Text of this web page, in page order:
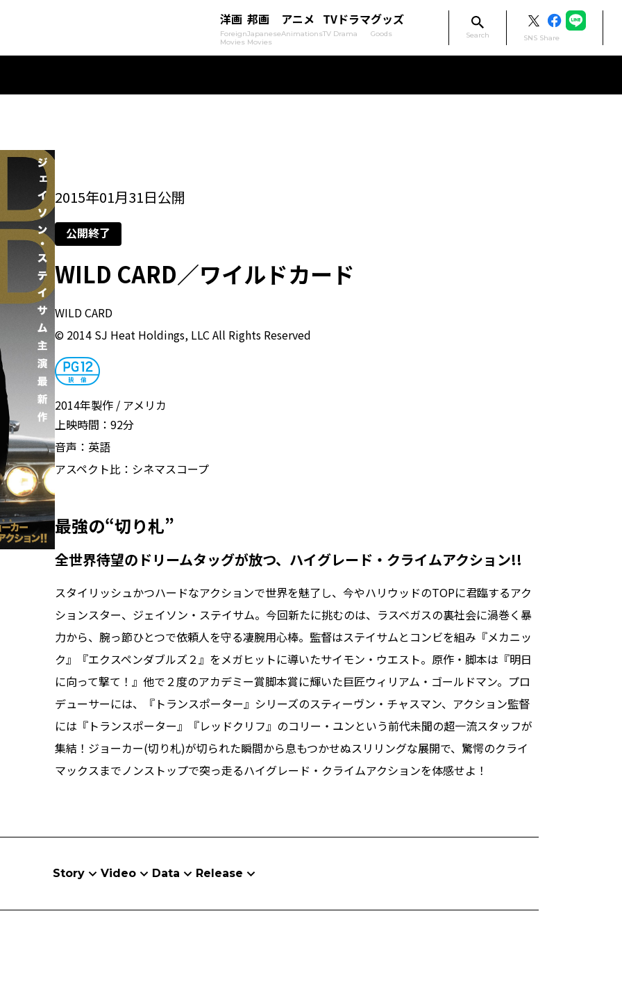
洋画
Foreign
Movies
邦画
Japanese
Movies
アニメ
Animations
TVドラマ
TV Drama
グッズ
Goods Search SNS Share
2015年01月31日公開
公開終了
WILD CARD／ワイルドカード
WILD CARD
© 2014 SJ Heat Holdings, LLC All Rights Reserved
2014年製作
アメリカ
上映時間： 92分
音声： 英語
アスペクト比： シネマスコープ
最強の“切り札”
全世界待望のドリームタッグが放つ、ハイグレード・クライムアクション!!
スタイリッシュかつハードなアクションで世界を魅了し、今やハリウッドのTOPに君臨するアク
ションスター、ジェイソン・ステイサム。今回新たに挑むのは、ラスベガスの裏社会に渦巻く暴
力から、腕っ節ひとつで依頼人を守る凄腕用心棒。監督はステイサムとコンビを組み『メカニッ
ク』『エクスペンダブルズ２』をメガヒットに導いたサイモン・ウエスト。原作・脚本は『明日
に向って撃て！』他で２度のアカデミー賞脚本賞に輝いた巨匠ウィリアム・ゴールドマン。プロ
デューサーには、『トランスポーター』シリーズのスティーヴン・チャスマン、アクション監督
には『トランスポーター』『レッドクリフ』のコリー・ユンという前代未聞の超一流スタッフが
集結！ジョーカー(切り札)が切られた瞬間から息もつかせぬスリリングな展開で、驚愕のクライ
マックスまでノンストップで突っ走るハイグレード・クライムアクションを体感せよ！
Story Video Data Release